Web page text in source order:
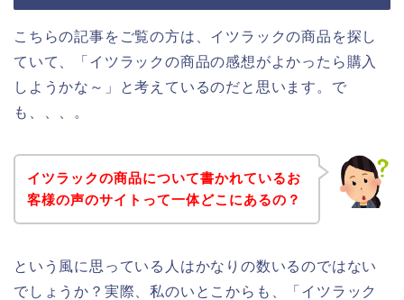
こちらの記事をご覧の方は、イツラックの商品を探し
ていて、「イツラックの商品の感想がよかったら購入
しようかな～」と考えているのだと思います。で
も、、、。
イツラックの商品について書かれているお
客様の声のサイトって一体どこにあるの？
という風に思っている人はかなりの数いるのではない
でしょうか？実際、私のいとこからも、「イツラック